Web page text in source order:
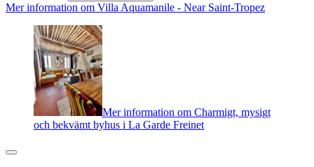
Mer information om Villa Aquamanile - Near Saint-Tropez
Mer information om Charmigt, mysigt
och bekvämt byhus i La Garde Freinet